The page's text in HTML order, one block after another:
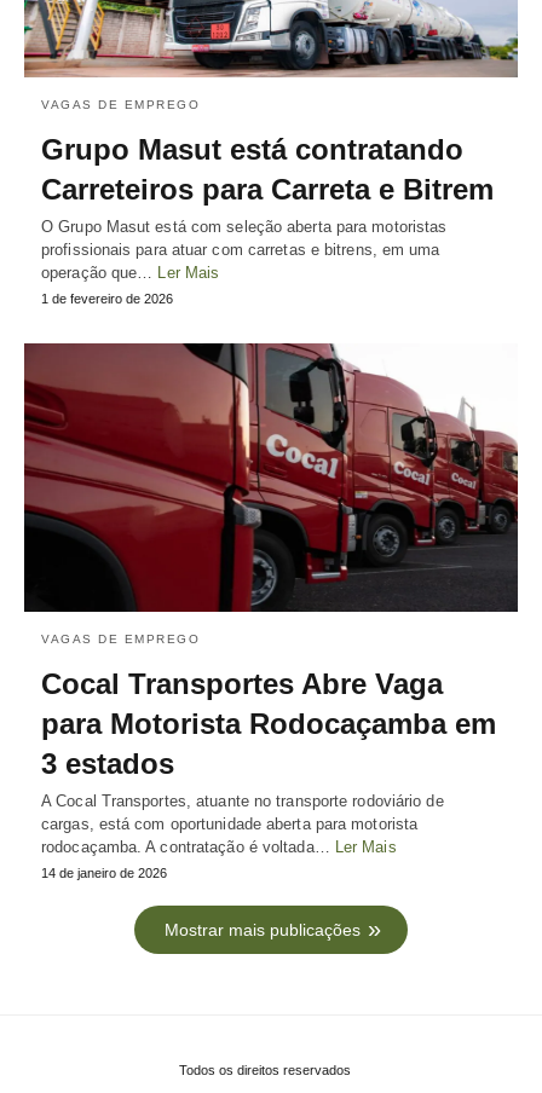
VAGAS DE EMPREGO
Grupo Masut está contratando
Carreteiros para Carreta e Bitrem
O Grupo Masut está com seleção aberta para motoristas
profissionais para atuar com carretas e bitrens, em uma
operação que… Ler Mais
1 de fevereiro de 2026
VAGAS DE EMPREGO
Cocal Transportes Abre Vaga
para Motorista Rodocaçamba em
3 estados
A Cocal Transportes, atuante no transporte rodoviário de
cargas, está com oportunidade aberta para motorista
rodocaçamba. A contratação é voltada…
Ler Mais
14 de janeiro de 2026
Mostrar mais publicações
Todos os direitos reservados